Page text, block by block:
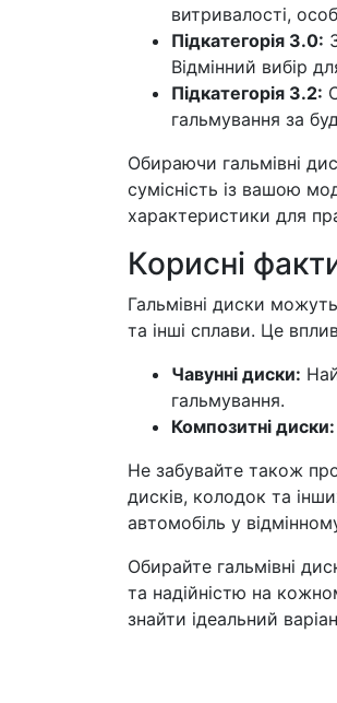
витривалості,
Підкатегорія 3.0:
Відмінний вибір
Підкатегорія 3.2:
гальмування за
Обираючи гальмівні
сумісність із вашою
характеристики для
Корисні
Гальмівні диски
та інші сплави. Це
Чавунні диски:
гальмування.
Композитні диски:
Не забувайте також
дисків, колодок та
автомобіль у
Обирайте гальмівні
та надійністю на
знайти ідеальний